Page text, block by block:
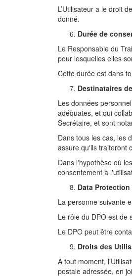
L’Utilisateur a le droit
donné.
Durée de
Le Responsable du
pour lesquelles elles
Cette durée est dans
Destinataires
Les données
adéquates, et qui
Secrétaire, et sont
Dans tous les cas, les
assure qu'ils traiteront
Dans l'hypothèse où
consentement à
Data Protection
La personne suivante
Le rôle du DPO est de
Le DPO peut être
Droits des
A tout moment,
postale adressée, en